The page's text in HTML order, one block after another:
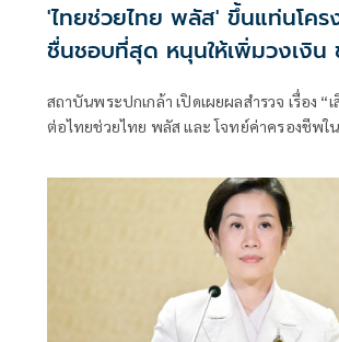
'ไทยช่วยไทย พลัส' ขึ้นแท่นโคร
ชื่นชอบที่สุด หนุนให้เพิ่มวงเงิน
สถาบันพระปกเกล้า เปิดเผยผลสำรวจ เรื่อง “
ต่อไทยช่วยไทย พลัส และ โจทย์ค่าครองชีพในระยะต่อไป”
วิชาการ ไม่มุ่งเน้นให้เกิดการชี้นำการเมือง แต่
การเมืองจากเสียงของประชาชน